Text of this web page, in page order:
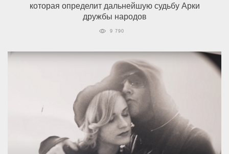
которая определит дальнейшую судьбу Арки
дружбы народов
9 790